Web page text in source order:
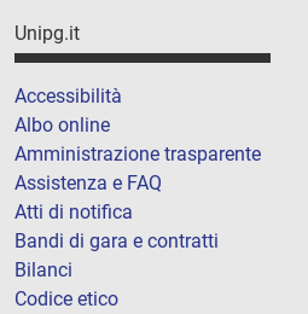
Unipg.it
Accessibilità
Albo online
Amministrazione trasparente
Assistenza e FAQ
Atti di notifica
Bandi di gara e contratti
Bilanci
Codice etico